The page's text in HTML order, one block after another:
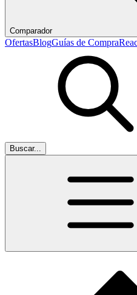
Comparador
OfertasBlogGuías de Compra
Buscar...